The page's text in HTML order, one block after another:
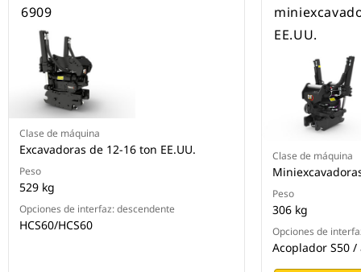
6909
Clase de máquina
Excavadoras de 12-16 ton EE.UU.
Peso
529 kg
Opciones de interfaz: descendente
HCS60/HCS60
EE.UU.
Clase de máquina
Peso
306 kg
Opciones de
Acoplador S50